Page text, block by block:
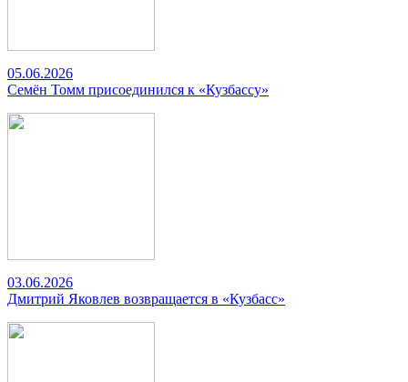
05.06.2026
Семён Томм присоединился к «Кузбассу»
03.06.2026
Дмитрий Яковлев возвращается в «Кузбасс»